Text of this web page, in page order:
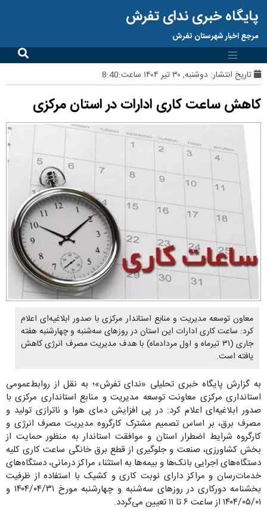
پایگاه خبری ندای تفرش
مرجع اخبار شهرستان تفرش
تاریخ انتشار: دوشنبه, ۳۰ تیر ۱۴۰۴ ساعت:8:40
کاهش ساعت کاری ادارات در استان مرکزی
معاون توسعه مدیریت و منابع استاندار مرکزی با صدور ابلاغیه‌ای اعلام
کرد: ساعت کاری ادارات این استان در روزهای سه‌شنبه و چهارشنبه هفته
جاری (۳۱ تیرماه و اول مردادماه) با هدف مدیریت مصرف انرژی کاهش
یافته است.
به گزارش پایگاه خبری تحلیلی «ندای تفرش»؛ به نقل از روابط‌عمومی
استانداری مرکزی معاونت توسعه مدیریت و منابع استانداری مرکزی با
صدور ابلاغیه‌ای اعلام کرد: در پی افزایش دمای هوا و ناترازی تولید و
مصرف برق، بر اساس تصمیم مشترک کارگروه مدیریت مصرف انرژی و
کارگروه شرایط اضطرار استان و موافقت استاندار به منظور حمایت از
بخش کشاورزی، صنعت و جلوگیری از قطع برق خانگی ساعت کاری کلیه
دستگاه‌های اجرایی بانک‌ها و بیمه‌ها به استثناء مراکز درمانی، دستگاه‌های
خدمات‌رسان و مراکز دارای نوبت کاری و کشیک با استفاده از ظرفیت
بخشنامه دورکاری در روزهای سه‌شنبه و چهارشنبه مورخ ۱۴۰۴/۰۴/۳۱ و
۱۴۰۴/۰۵/۰۱ از ساعت ۶ تا ۱۱ تعیین می‌گردد.